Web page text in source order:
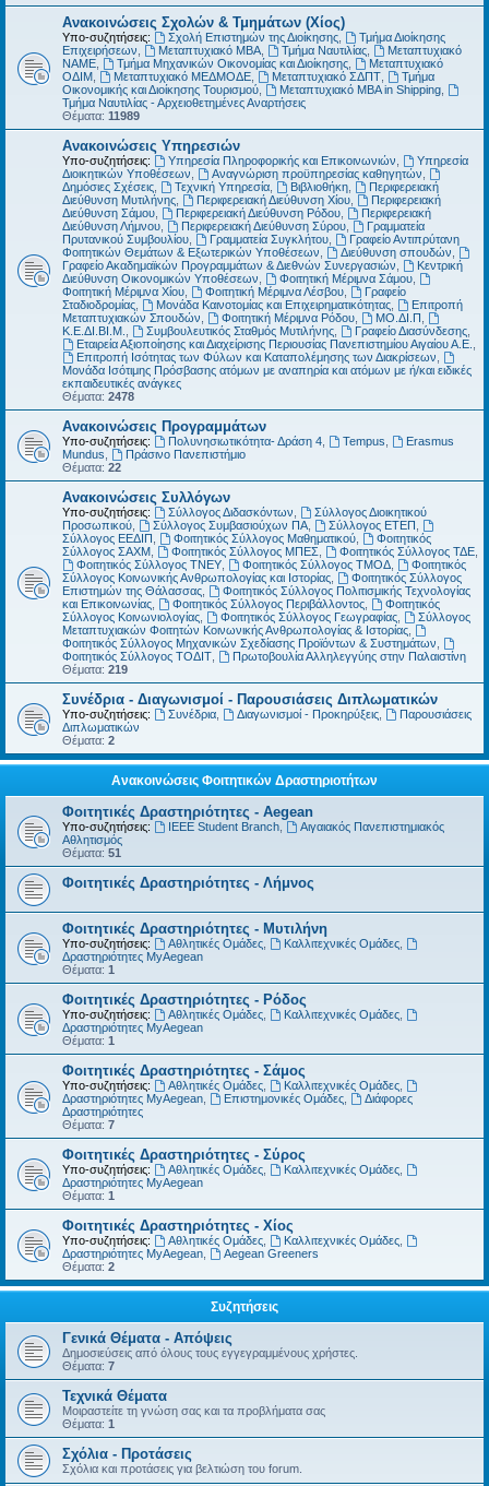
Ανακοινώσεις Σχολών & Τμημάτων (Χίος)
Υπο-συζητήσεις: Σχολή Επιστημών της Διοίκησης,
Τμήμα Διοίκησης
Επιχειρήσεων
Μεταπτυχιακό MBA, Τμήμα Ναυτιλίας,
Μεταπτυχιακό
ΝΑΜΕ
Τμήμα Μηχανικών Οικονομίας και Διοίκησης,
Μεταπτυχιακό
ΟΔΙΜ
Μεταπτυχιακό ΜΕΔΜΟΔΕ, Μεταπτυχιακό ΣΔΠΤ,
Τμήμα
Οικονομικής και Διοίκησης Τουρισμού
Μεταπτυχιακό MBA in Shipping,
Τμήμα Ναυτιλίας - Αρχειοθετημένες Αναρτήσεις
Θέματα: 11989
Ανακοινώσεις Υπηρεσιών
Υπο-συζητήσεις: Υπηρεσία Πληροφορικής και Επικοινωνιών
Υπηρεσία
Διοικητικών Υποθέσεων
Αναγνώριση προϋπηρεσίας καθηγητών
Δημόσιες Σχέσεις
Τεχνική Υπηρεσία, Βιβλιοθήκη,
Περιφερειακή
Διεύθυνση Μυτιλήνης
Περιφερειακή Διεύθυνση Χίου,
Περιφερειακή
Διεύθυνση Σάμου
Περιφερειακή Διεύθυνση Ρόδου,
Περιφερειακή
Διεύθυνση Λήμνου
Περιφερειακή Διεύθυνση Σύρου,
Γραμματεία
Πρυτανικού Συμβουλίου
Γραμματεία Συγκλήτου,
Γραφείο Αντιπρύτανη
Φοιτητικών Θεμάτων & Εξωτερικών Υποθέσεων
Διεύθυνση σπουδών
Γραφείο Ακαδημαϊκών Προγραμμάτων & Διεθνών Συνεργασιών
Κεντρική
Διεύθυνση Οικονομικών Υποθέσεων
Φοιτητική Μέριμνα Σάμου,
Φοιτητική Μέριμνα Χίου
Φοιτητική Μέριμνα Λέσβου,
Γραφείο
Σταδιοδρομίας
Μονάδα Καινοτομίας και Επιχειρηματικότητας,
Επιτροπή
Μεταπτυχιακών Σπουδών
Φοιτητική Μέριμνα Ρόδου, ΜΟ.ΔΙ.Π
Κ.Ε.ΔΙ.ΒΙ.Μ.
Συμβουλευτικός Σταθμός Μυτιλήνης, Γραφείο Διασύνδεσης,
Εταιρεία Αξιοποίησης και Διαχείρισης Περιουσίας Πανεπιστημίου Αιγαίου Α.Ε.
Επιτροπή Ισότητας των Φύλων και Καταπολέμησης των Διακρίσεων
Μονάδα Ισότιμης Πρόσβασης ατόμων με αναπηρία και ατόμων με ή/και ειδικές
εκπαιδευτικές ανάγκες
Θέματα: 2478
Ανακοινώσεις Προγραμμάτων
Υπο-συζητήσεις: Πολυνησιωτικότητα- Δράση 4, Tempus
Erasmus
Mundus
Πράσινο Πανεπιστήμιο
Θέματα: 22
Ανακοινώσεις Συλλόγων
Υπο-συζητήσεις: Σύλλογος Διδασκόντων
Σύλλογος Διοικητικού
Προσωπικού
Σύλλογος Συμβασιούχων ΠΑ, Σύλλογος ΕΤΕΠ
Σύλλογος ΕΕΔΙΠ
Φοιτητικός Σύλλογος Μαθηματικού,
Φοιτητικός
Σύλλογος ΣΑΧΜ
Φοιτητικός Σύλλογος ΜΠΕΣ Φοιτητικός Σύλλογος ΤΔΕ,
Φοιτητικός Σύλλογος ΤΝΕΥ, Φοιτητικός Σύλλογος ΤΜΟΔ,
Φοιτητικός
Σύλλογος Κοινωνικής Ανθρωπολογίας και Ιστορίας
Φοιτητικός Σύλλογος
Επιστημών της Θάλασσας
Φοιτητικός Σύλλογος Πολιτισμικής Τεχνολογίας
και Επικοινωνίας
Φοιτητικός Σύλλογος Περιβάλλοντος,
Φοιτητικός
Σύλλογος Κοινωνιολογίας
Φοιτητικός Σύλλογος Γεωγραφίας,
Σύλλογος
Μεταπτυχιακών Φοιτητών Κοινωνικής Ανθρωπολογίας & Ιστορίας
Φοιτητικός Σύλλογος Μηχανικών Σχεδίασης Προϊόντων & Συστημάτων
Φοιτητικός Σύλλογος ΤΟΔΙΤ
Πρωτοβουλία Αλληλεγγύης στην Παλαιστίνη
Θέματα: 219
Συνέδρια - Διαγωνισμοί - Παρουσιάσεις Διπλωματικών
Υπο-συζητήσεις: Συνέδρια, Διαγωνισμοί - Προκηρύξεις,
Παρουσιάσεις
Διπλωματικών
Θέματα: 2
Ανακοινώσεις Φοιτητικών Δραστηριοτήτων
Φοιτητικές Δραστηριότητες - Aegean
Υπο-συζητήσεις: IEEE Student Branch,
Αιγαιακός Πανεπιστημιακός
Αθλητισμός
Θέματα: 51
Φοιτητικές Δραστηριότητες - Λήμνος
Φοιτητικές Δραστηριότητες - Μυτιλήνη
Υπο-συζητήσεις: Αθλητικές Ομάδες, Καλλιτεχνικές Ομάδες,
Δραστηριότητες MyAegean
Θέματα: 1
Φοιτητικές Δραστηριότητες - Ρόδος
Υπο-συζητήσεις: Αθλητικές Ομάδες, Καλλιτεχνικές Ομάδες,
Δραστηριότητες MyAegean
Θέματα: 1
Φοιτητικές Δραστηριότητες - Σάμος
Υπο-συζητήσεις: Αθλητικές Ομάδες, Καλλιτεχνικές Ομάδες,
Δραστηριότητες MyAegean
Επιστημονικές Ομάδες,
Διάφορες
Δραστηριότητες
Θέματα: 7
Φοιτητικές Δραστηριότητες - Σύρος
Υπο-συζητήσεις: Αθλητικές Ομάδες, Καλλιτεχνικές Ομάδες,
Δραστηριότητες MyAegean
Θέματα: 1
Φοιτητικές Δραστηριότητες - Χίος
Υπο-συζητήσεις: Αθλητικές Ομάδες, Καλλιτεχνικές Ομάδες,
Δραστηριότητες MyAegean
Aegean Greeners
Θέματα: 2
Συζητήσεις
Γενικά Θέματα - Απόψεις
Δημοσιεύσεις από όλους τους εγγεγραμμένους χρήστες.
Θέματα: 7
Τεχνικά Θέματα
Μοιραστείτε τη γνώση σας και τα προβλήματα σας
Θέματα: 1
Σχόλια - Προτάσεις
Σχόλια και προτάσεις για βελτιώση του forum.